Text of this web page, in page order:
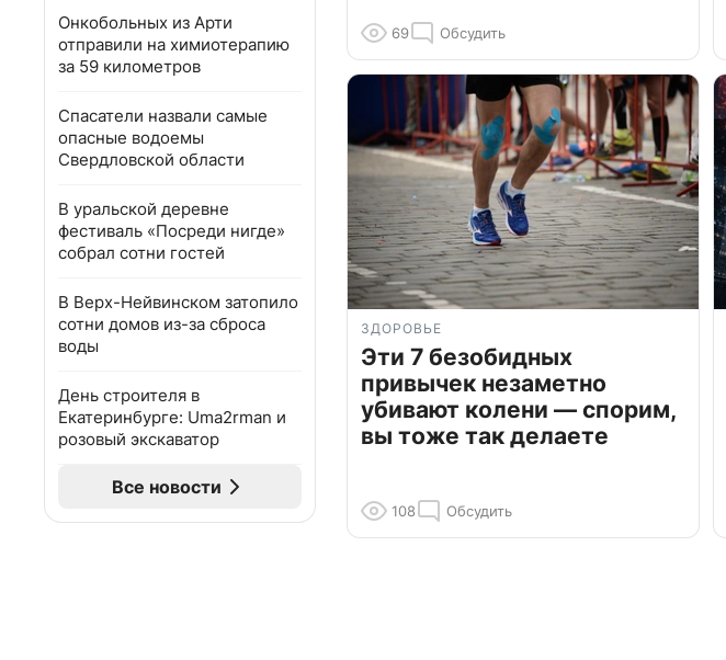
Онкобольных из Арти
отправили на химиотерапию
за 59 километров
Спасатели назвали самые
опасные водоемы
Свердловской области
В уральской деревне
фестиваль «Посреди нигде»
собрал сотни гостей
В Верх-Нейвинском затопило
сотни домов из-за сброса
воды
День строителя в
Екатеринбурге: Uma2rman и
розовый экскаватор
Все новости
69 Обсудить
ЗДОРОВЬЕ
Эти 7 безобидных
привычек незаметно
убивают колени — спорим,
вы тоже так делаете
108 Обсудить